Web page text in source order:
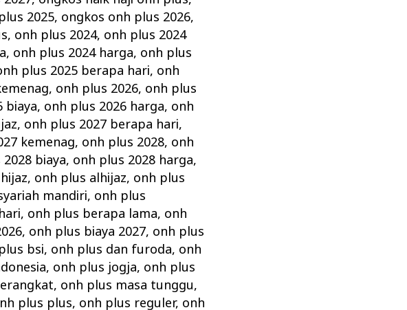
2025, ongkos onh plus 2026,
, onh plus 2024, onh plus 2024
, onh plus 2024 harga, onh plus
plus 2025 berapa hari, onh
, onh plus 2026, onh plus
biaya, onh plus 2026 harga, onh
, onh plus 2027 berapa hari,
kemenag, onh plus 2028, onh
biaya, onh plus 2028 harga,
, onh plus alhijaz, onh plus
mandiri, onh plus
, onh plus berapa lama, onh
, onh plus biaya 2027, onh plus
bsi, onh plus dan furoda, onh
, onh plus jogja, onh plus
, onh plus masa tunggu,
plus plus, onh plus reguler, onh